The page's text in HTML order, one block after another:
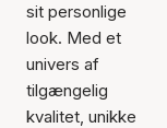
sit personlige
look. Med et
univers af
tilgængelig
kvalitet, unikke